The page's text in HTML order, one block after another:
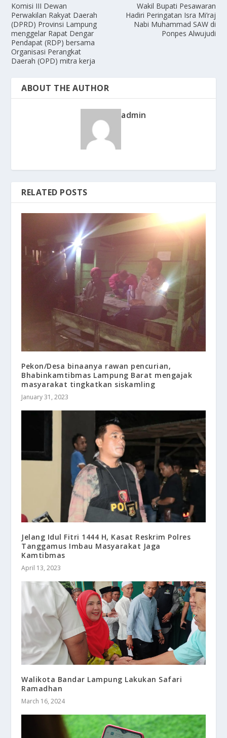
Komisi III Dewan
Perwakilan Rakyat Daerah
(DPRD) Provinsi Lampung
menggelar Rapat Dengar
Pendapat (RDP) bersama
Organisasi Perangkat
Daerah (OPD) mitra kerja
Wakil Bupati Pesawaran
Hadiri Peringatan Isra Mi’raj
Nabi Muhammad SAW di
Ponpes Alwujudi
ABOUT THE AUTHOR
admin
RELATED POSTS
Pekon/Desa binaanya rawan pencurian,
Bhabinkamtibmas Lampung Barat mengajak
masyarakat tingkatkan siskamling
January 31, 2023
Jelang Idul Fitri 1444 H, Kasat Reskrim Polres
Tanggamus Imbau Masyarakat Jaga
Kamtibmas
April 13, 2023
Walikota Bandar Lampung Lakukan Safari
Ramadhan
March 16, 2024